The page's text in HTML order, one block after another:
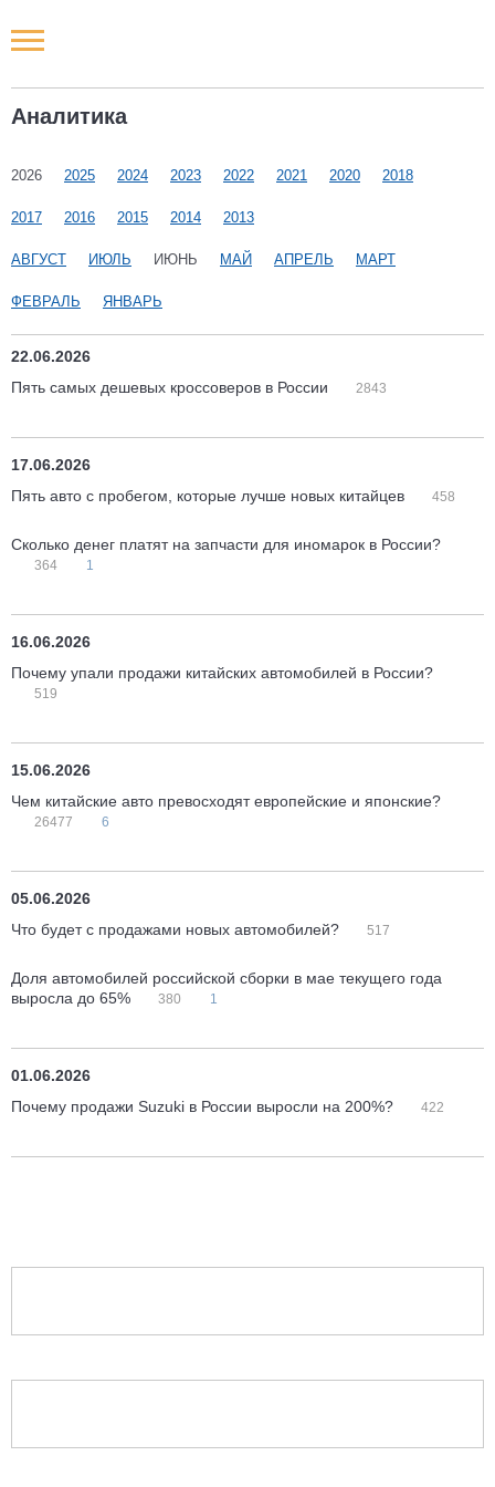
Аналитика
2026 2025 2024 2023 2022 2021 2020 2018
2017 2016 2015 2014 2013
АВГУСТ ИЮЛЬ ИЮНЬ МАЙ АПРЕЛЬ МАРТ
ФЕВРАЛЬ ЯНВАРЬ
22.06.2026
Пять самых дешевых кроссоверов в России
2843
17.06.2026
Пять авто с пробегом, которые лучше новых китайцев
458
Сколько денег платят на запчасти для иномарок в России?
364 1
16.06.2026
Почему упали продажи китайских автомобилей в России?
519
15.06.2026
Чем китайские авто превосходят европейские и японские?
26477 6
05.06.2026
Что будет с продажами новых автомобилей?
517
Доля автомобилей российской сборки в мае текущего года
выросла до 65%
380 1
01.06.2026
Почему продажи Suzuki в России выросли на 200%?
422
Новости РФ
Наши мероприятия
Статьи